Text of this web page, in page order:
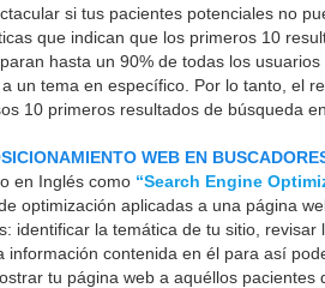
si tus pacientes potenciales no
que indican que los primeros 10
hasta un 90% de todas los usuarios
un tema en específico. Por lo tanto, el
10 primeros resultados de búsqueda
WEB EN
en Inglés como “Search Engine
optimización aplicadas a una página
identificar la temática de tu sitio, revisar
información contenida en él para así
tu página web a aquéllos pacientes